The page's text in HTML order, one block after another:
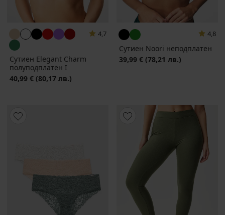
4,7
Сутиен Elegant Charm
полуподплатен I
40,99 € (80,17 лв.)
4,8
Сутиен Noori неподплатен
39,99 € (78,21 лв.)